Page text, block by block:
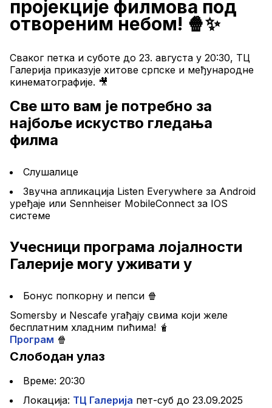
пројекције филмова под
отвореним небом! 🍿✨
Сваког петка и суботе до 23. августа у 20:30, ТЦ
Галерија приказује хитове српске и међународне
кинематографије. 🎥
Све што вам је потребно за
најбоље искуство гледања
филма
Слушалице
Звучна апликација Listen Everywhere за Android
уређаје или Sennheiser MobileConnect за IOS
системе
Учесници програма лојалности
Галерије могу уживати у
Бонус попкорну и пепси 🍿
Somersby и Nescafe угађају свима који желе
бесплатним хладним пићима! 🧋
Програм 🍿
Слободан улаз
Време: 20:30
Локација: ТЦ Галерија пет-суб до 23.09.2025